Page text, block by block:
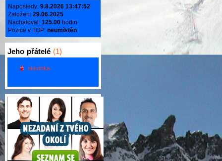
Naposledy: 9.8.2026 13:47:52
Založen: 29.06.2025
Nachatoval: 125.00 hodin
Pozice v TOP: neumístěn
Jeho přátelé (1)
slavinka